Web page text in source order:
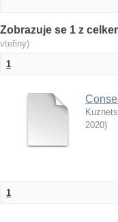
Zobrazuje se 1 z
vteřiny)
1
2020)
1